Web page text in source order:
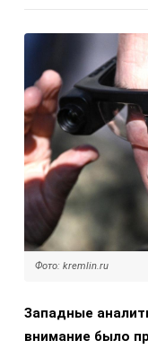
Фото: kremlin.ru
Западные
внимание было